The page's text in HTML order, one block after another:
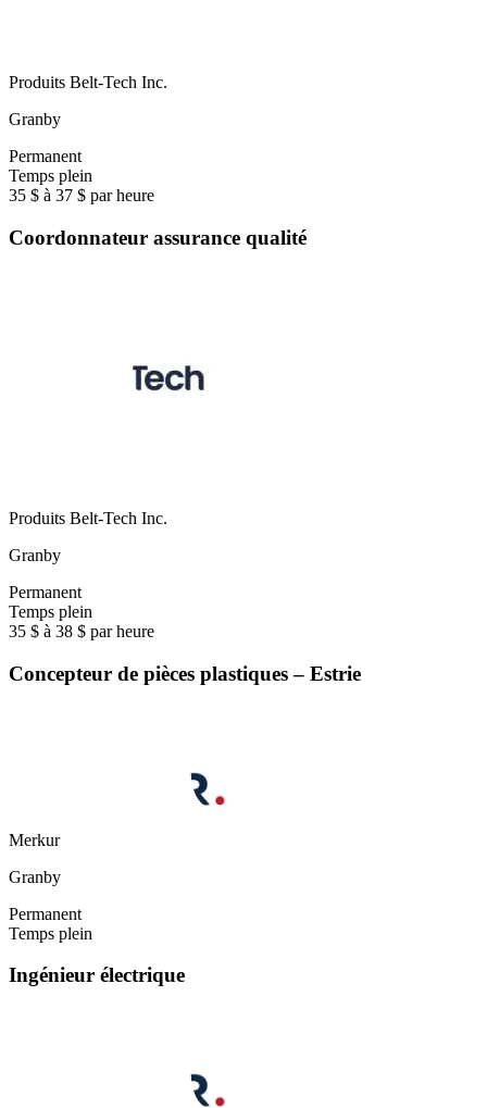
Produits Belt-Tech Inc.
Granby
Permanent
Temps plein
35 $ à 37 $ par heure
Coordonnateur assurance qualité
Produits Belt-Tech Inc.
Granby
Permanent
Temps plein
35 $ à 38 $ par heure
Concepteur de pièces plastiques – Estrie
Merkur
Granby
Permanent
Temps plein
Ingénieur électrique